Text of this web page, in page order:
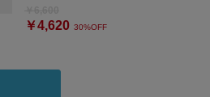
￥4,620 30%OFF